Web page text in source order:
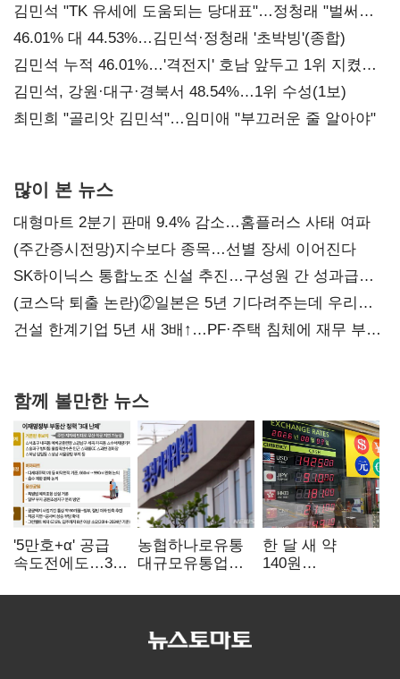
김민석 "TK 유세에 도움되는 당대표"…정청래 "벌써
대표된 양 당직 배분"
46.01% 대 44.53%…김민석·정청래 '초박빙'(종합)
김민석 누적 46.01%…'격전지' 호남 앞두고 1위 지켰다
(2보)
김민석, 강원·대구·경북서 48.54%…1위 수성(1보)
최민희 "골리앗 김민석"…임미애 "부끄러운 줄 알아야"
많이 본 뉴스
대형마트 2분기 판매 9.4% 감소…홈플러스 사태 여파
(주간증시전망)지수보다 종목…선별 장세 이어진다
SK하이닉스 통합노조 신설 추진…구성원 간 성과급
불만 확산
(코스닥 퇴출 논란)②일본은 5년 기다려주는데 우리는
당장 퇴출?…시간만으론 부족한 코스닥 구하기
건설 한계기업 5년 새 3배↑…PF·주택 침체에 재무 부담
함께 볼만한 뉴스
'5만호+α' 공급
속도전에도…3대
농협하나로유통
대규모유통업법
공정위, 과징금
부과
한 달 새 약
140원
엔저'에 원화